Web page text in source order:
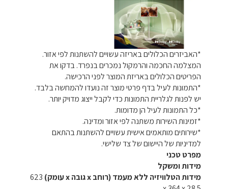
*האביזרים הכלולים באריזה עשויים להשתנות לפי אזור.
המצלמה החכמה והרמקול נמכרים בנפרד. בדקו את
הפריטים הכלולים באריזת המוצר לפני הרכישה.
*התמונות לעיל בדף פרטי מוצר זה נועדו להמחשה בלבד.
יש לפנות לגלריית התמונות כדי לקבל ייצוג מדויק יותר.
*כל התמונות לעיל הן מדומות.
*זמינות השירות משתנה לפי אזור ומדינה.
*שירותים מותאמים אישית עשויים להשתנות בהתאם
למדיניות של היישום של צד שלישי.
מפרט טכני
מידות ומשקל
מידות הטלוויזיה ללא מעמד (רוחב x גובה x עומק)
623